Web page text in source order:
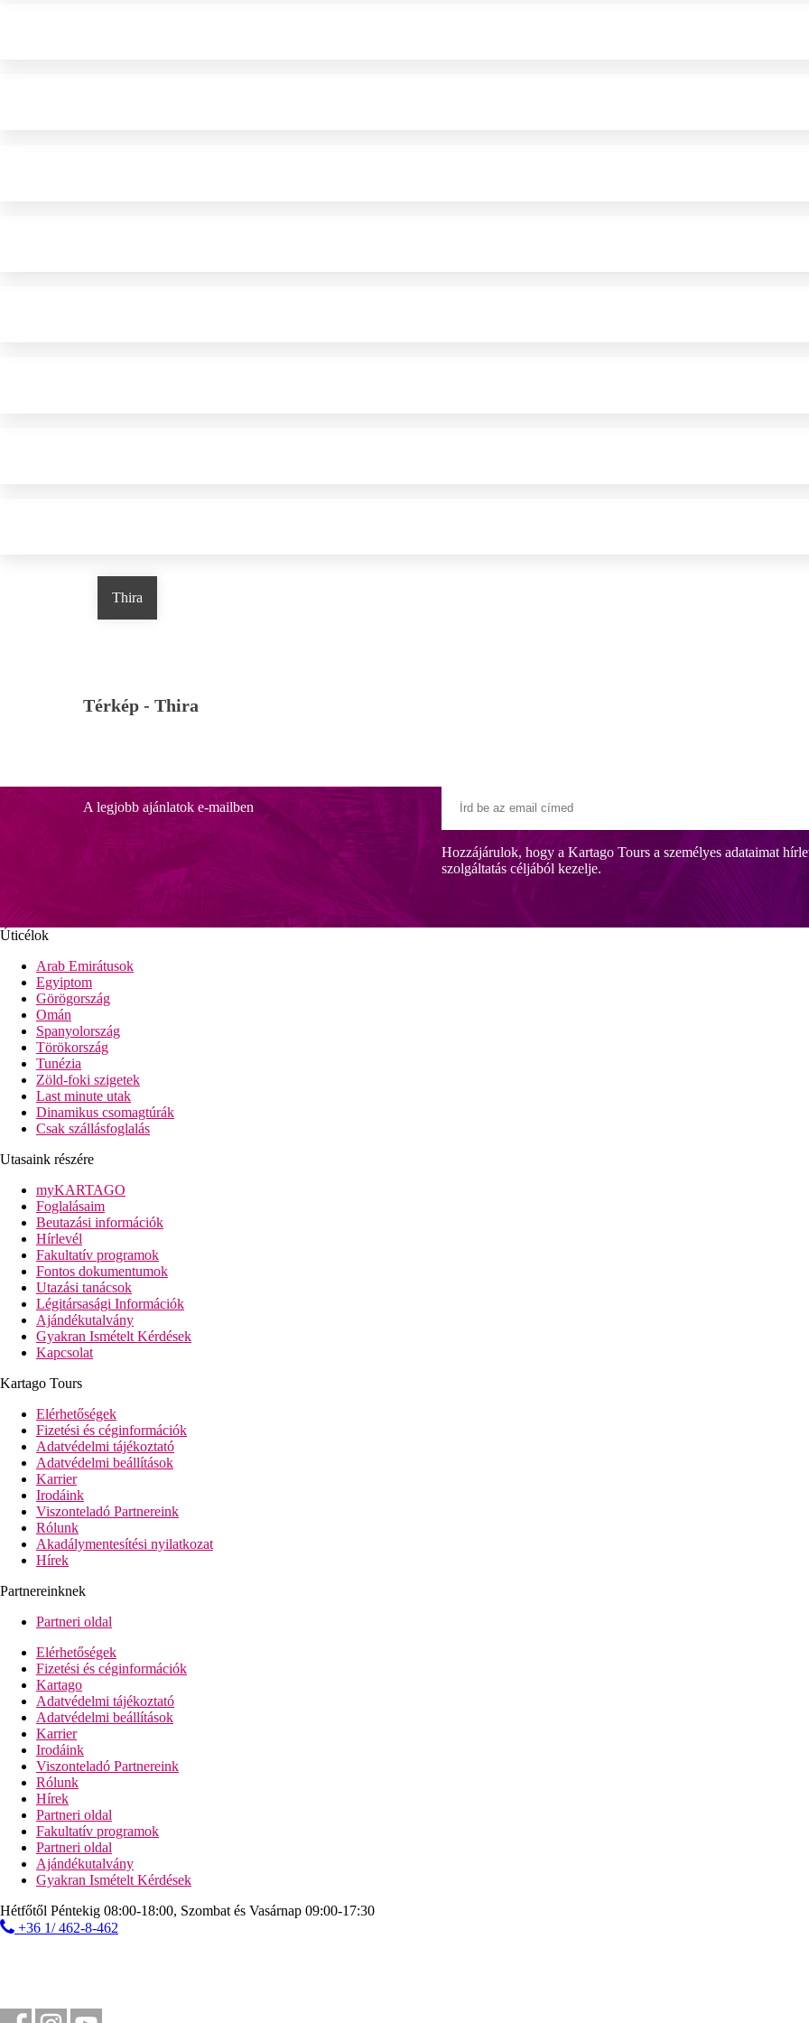
Thira
Térkép - Thira
A legjobb ajánlatok e-mailben
Hozzájárulok, hogy a Kartago Tours a személyes adataimat
szolgáltatás céljából kezelje.
Úticélok
Arab Emirátusok
Egyiptom
Görögország
Omán
Spanyolország
Törökország
Tunézia
Zöld-foki szigetek
Last minute utak
Dinamikus csomagtúrák
Csak szállásfoglalás
Utasaink részére
myKARTAGO
Foglalásaim
Beutazási információk
Hírlevél
Fakultatív programok
Fontos dokumentumok
Utazási tanácsok
Légitársasági Információk
Ajándékutalvány
Gyakran Ismételt Kérdések
Kapcsolat
Kartago Tours
Elérhetőségek
Fizetési és céginformációk
Adatvédelmi tájékoztató
Adatvédelmi beállítások
Karrier
Irodáink
Viszonteladó Partnereink
Rólunk
Akadálymentesítési nyilatkozat
Hírek
Partnereinknek
Partneri oldal
Elérhetőségek
Fizetési és céginformációk
Kartago
Adatvédelmi tájékoztató
Adatvédelmi beállítások
Karrier
Irodáink
Viszonteladó Partnereink
Rólunk
Hírek
Partneri oldal
Fakultatív programok
Partneri oldal
Ajándékutalvány
Gyakran Ismételt Kérdések
Hétfőtől Péntekig 08:00-18:00, Szombat és Vasárnap 09:00-17:30
+36 1/ 462-8-462